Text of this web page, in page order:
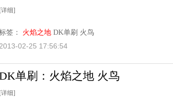
[详细]
签： 火焰之地 DK单刷 火鸟
2013-02-25 17:56:54
单刷：火焰之地 火鸟
[详细]